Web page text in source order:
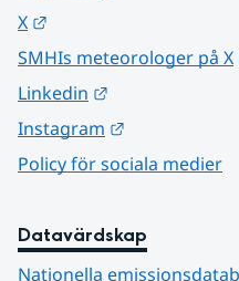
X
SMHIs meteorologer på X
Linkedin
Instagram
Policy för sociala medier
Datavärdskap
Nationella